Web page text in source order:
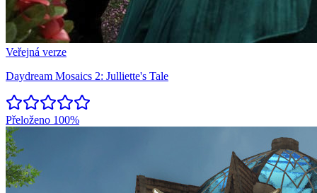
Veřejná verze
Daydream Mosaics 2: Julliette's Tale
Přeloženo 100%